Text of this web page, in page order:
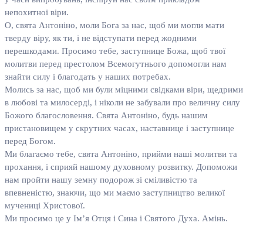
непохитної віри.
О, свята Антоніно, моли Бога за нас, щоб ми могли мати
тверду віру, як ти, і не відступати перед жодними
перешкодами. Просимо тебе, заступнице Божа, щоб твої
молитви перед престолом Всемогутнього допомогли нам
знайти силу і благодать у наших потребах.
Молись за нас, щоб ми були міцними свідками віри, щедрими
в любові та милосерді, і ніколи не забували про величну силу
Божого благословення. Свята Антоніно, будь нашим
пристановищем у скрутних часах, наставнице і заступнице
перед Богом.
Ми благаємо тебе, свята Антоніно, прийми наші молитви та
прохання, і сприяй нашому духовному розвитку. Допоможи
нам пройти нашу земну подорож зі сміливістю та
впевненістю, знаючи, що ми маємо заступництво великої
мучениці Христової.
Ми просимо це у Ім’я Отця і Сина і Святого Духа. Амінь.